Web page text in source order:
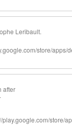
Leribault.
store/apps/
after
store/